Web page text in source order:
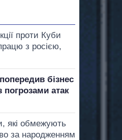
проти Куби
з росією,
бізнес
погрозами атак
які обмежують
за народженням